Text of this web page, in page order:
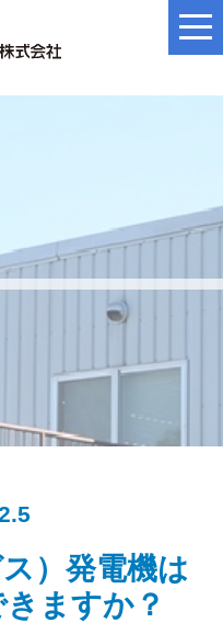
）発電機は
ますか？